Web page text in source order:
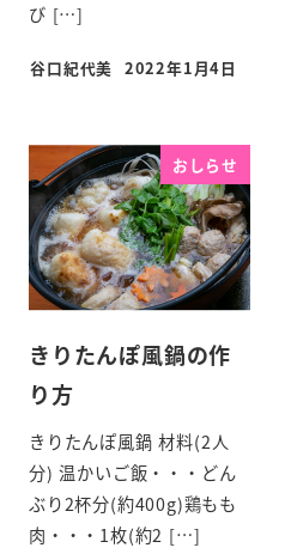
び […]
谷口紀代美 2022年1月4日
おしらせ
きりたんぽ風鍋の作
り方
きりたんぽ風鍋 材料(2人
分) 温かいご飯・・・どん
ぶり2杯分(約400g)鶏もも
肉・・・1枚(約2 […]